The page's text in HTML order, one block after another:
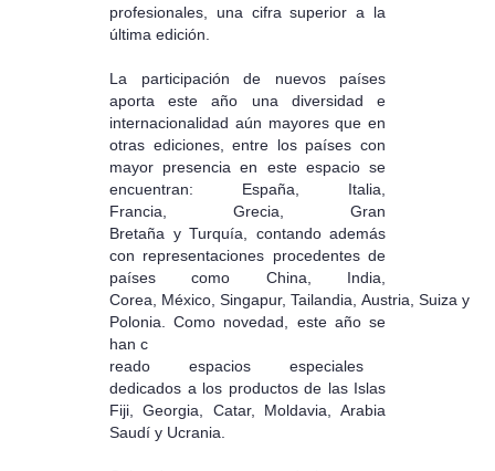
profesionales, una cifra superior a la
última edición.
La participación de nuevos países
aporta este año una diversidad e
internacionalidad aún mayores que en
otras ediciones, entre los países con
mayor presencia en este espacio se
encuentran: España, Italia,
Francia, Grecia, Gran
Bretaña y Turquía, contando además
con representaciones procedentes de
países como China, India,
Corea, México, Singapur, Tailandia, Austria, Suiza y
Polonia. Como novedad, este año se
han c
reado espacios especiales
dedicados a los productos de las Islas
Fiji, Georgia, Catar, Moldavia, Arabia
Saudí y Ucrania.